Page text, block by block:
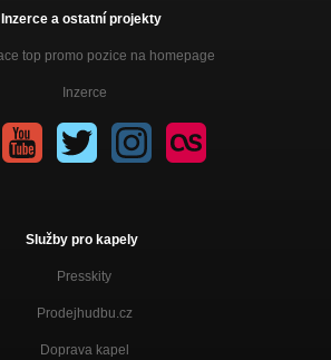
Inzerce a ostatní projekty
top promo pozice na homepage
Inzerce
Služby pro kapely
Presskity
Prodejhudbu.cz
Doprava kapel